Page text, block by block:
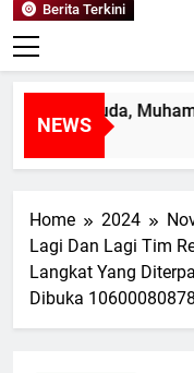
Berita Terkini
NEWS
Muda, Muhammad
Home 2024
Lagi Dan Lagi Tim
Langkat Yang
Dibuka